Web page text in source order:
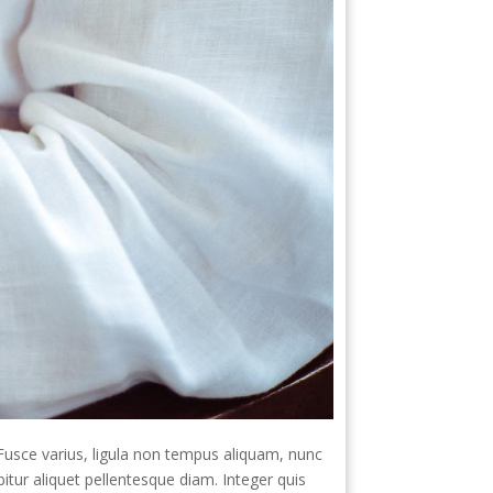
varius, ligula non tempus aliquam, nunc
aliquet pellentesque diam. Integer quis